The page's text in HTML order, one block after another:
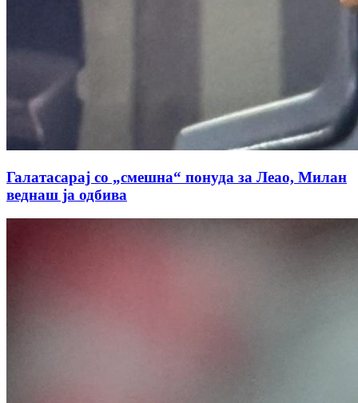
Галатасарај со „смешна“ понуда за Леао, Милан
веднаш ја одбива